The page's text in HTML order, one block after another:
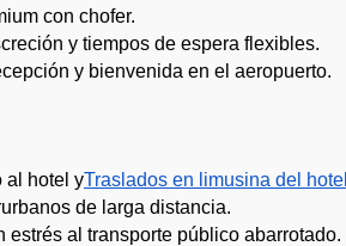
con chofer.
y tiempos de espera flexibles.
y bienvenida en el aeropuerto.
al hotel yTraslados en limusina del
de larga distancia.
estrés al transporte público abarrotado.